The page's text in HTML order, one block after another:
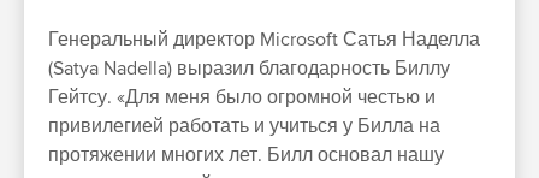
Генеральный директор Microsoft Сатья Наделла
(Satya Nadella) выразил благодарность Биллу
Гейтсу. «Для меня было огромной честью и
привилегией работать и учиться у Билла на
протяжении многих лет. Билл основал нашу